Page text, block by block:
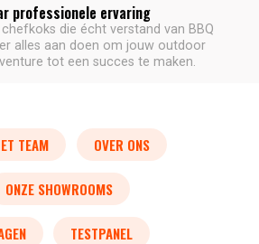
professionele ervaring
die écht verstand van BBQ
alles aan doen om jouw outdoor
tot een succes te maken.
TEAM OVER ONS
ONZE SHOWROOMS
TESTPANEL